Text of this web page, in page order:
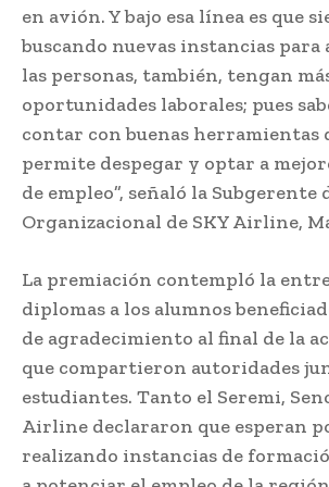
en avión. Y bajo esa línea es que
buscando nuevas instancias para
las personas, también, tengan
oportunidades laborales; pues
contar con buenas herramientas
permite despegar y optar a
de empleo”, señaló la Subgerente
Organizacional de SKY Airline,
La premiación contempló la
diplomas a los alumnos
de agradecimiento al final de la
que compartieron autoridades
estudiantes. Tanto el Seremi,
Airline declararon que esperan
realizando instancias de